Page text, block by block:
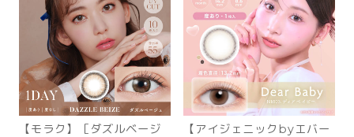
【モラク】［ダズルベージ
【アイジェニックbyエバー